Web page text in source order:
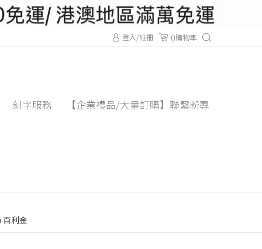
登入/註冊 ()購物車
刻字服務 【企業禮品/大量訂購】聯繫粉專
利金